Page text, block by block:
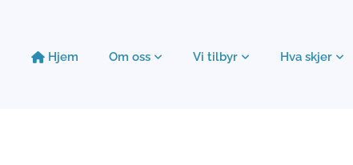
Hjem Om oss Vi tilbyr Hva skjer